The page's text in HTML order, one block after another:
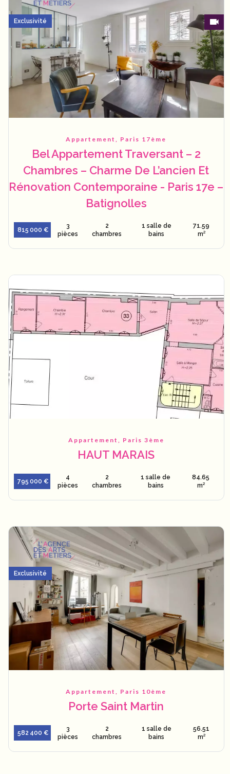
Appartement, Paris 17ème
Bel Appartement Traversant – 2
Chambres – Charme De L’ancien Et
Rénovation Contemporaine - Paris 17e –
Batignolles
815 000 €
3
pièces
2
chambres
1 salle de
bains
71.59
m²
Exclusivité
Appartement, Paris 3ème
HAUT MARAIS
795 000 €
4
pièces
2
chambres
1 salle de
bains
84.65
m²
Appartement, Paris 10ème
Porte Saint Martin
582 400 €
3
pièces
2
chambres
1 salle de
bains
56.51
m²
Exclusivité